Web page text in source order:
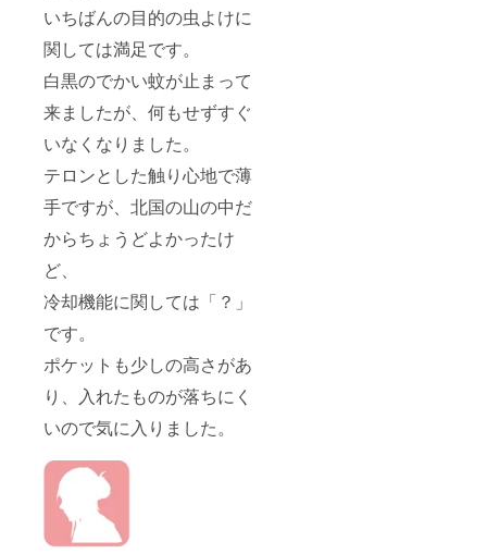
いちばんの目的の虫よけに
関しては満足です。
白黒のでかい蚊が止まって
来ましたが、何もせずすぐ
いなくなりました。
テロンとした触り心地で薄
手ですが、北国の山の中だ
からちょうどよかったけ
ど、
冷却機能に関しては「？」
です。
ポケットも少しの高さがあ
り、入れたものが落ちにく
いので気に入りました。